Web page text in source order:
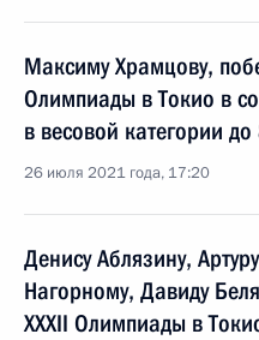
Максиму Храмцову,
Олимпиады в Токио в
в весовой категории
26 июля 2021 года, 17:20
Денису Аблязину,
Нагорному, Давиду
XXXII Олимпиады в